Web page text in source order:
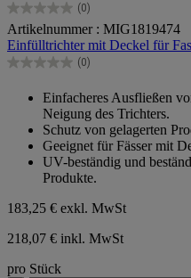
(0)
0.0
von
5
Sternen.
Artikelnummer : MIG1819474
Einfülltrichter mit Deckel für
(0)
0.0
Sternen.
Einfacheres Ausfließen
Neigung des Trichters.
Schutz von gelagerten
Geeignet für Fässer mit
UV-beständig und
Produkte.
183,25 € exkl. MwSt
218,07 € inkl. MwSt
pro Stück